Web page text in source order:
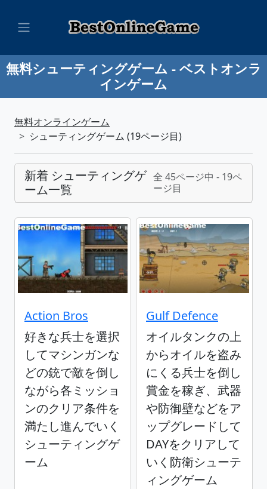
無料シューティングゲーム - ベストオンラ
インゲーム
無料オンラインゲーム
シューティングゲーム (19ページ目)
新着 シューティングゲ
ーム一覧
全 45ページ中 - 19ペ
ージ目
Action Bros
好きな兵士を選択
してマシンガンな
どの銃で敵を倒し
ながら各ミッショ
ンのクリア条件を
満たし進んでいく
シューティングゲ
ーム
Gulf Defence
オイルタンクの上
からオイルを盗み
にくる兵士を倒し
賞金を稼ぎ、武器
や防御壁などをア
ップグレードして
DAYをクリアして
いく防衛シューテ
ィングゲーム